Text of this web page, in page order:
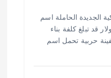
الجديدة الحاملة اسم
275 مليار دولار قد تبلغ كلفة بناء
الذي سيضم 15 سفينة حربية تحمل اسم